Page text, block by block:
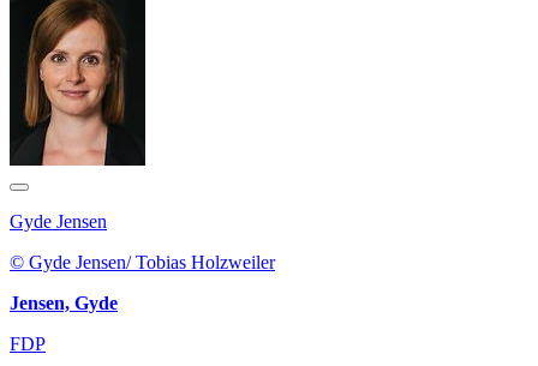
Gyde Jensen
© Gyde Jensen/ Tobias Holzweiler
Jensen, Gyde
FDP